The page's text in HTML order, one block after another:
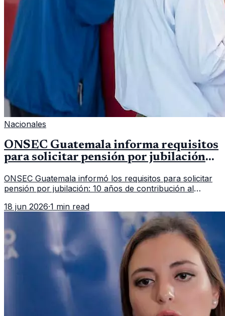
Nacionales
ONSEC Guatemala informa requisitos
para solicitar pensión por jubilación
ONSEC Guatemala informó los requisitos para solicitar
pensión por jubilación: 10 años de contribución al
importar edad.
18 jun 2026·1 min read